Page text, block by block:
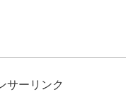
サーリンク